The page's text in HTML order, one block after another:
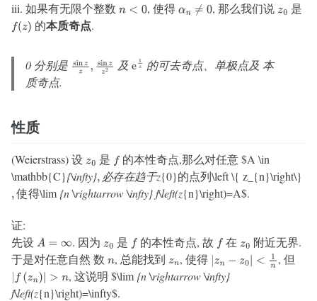
iii. 如果有无限个整数 n<0 , 使得αn ≠0 , 那么我们说z0 是
f(z) 的本质奇点.
0 分别是 sinzz, sinzz 2及 e1z 的可去奇点、单极点及 本
质奇点.
性质
(Weierstrass) 设 z0 是 f的本性奇点,那么对任意 $A \in
\mathbb{C}{\infty} 必存在趋于
,必存在趋
于
z{0}的点列
的点列\left \{ z_{n}\right\}
使得
,使得 \lim {n \rightarrow \infty} f\left(z{n}\right)=A$.
证:
先设 A =∞ . 因为 z0 是 f的本性奇点, 故 f在 z0 附近无界.
于是对任意自然 数 n, 总能找到 zn, 使得 zn−z0|<1 n
, 但
f(zn)|> , 这说明 $\lim {n \rightarrow \infty}
f\left(z{n}\right)=\infty$.